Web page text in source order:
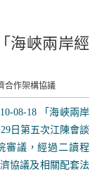
海峽兩岸經
合作架構協議
08-18 「海峽兩岸
日第五次江陳會談
審議，經過二讀程
協議及相關配套法